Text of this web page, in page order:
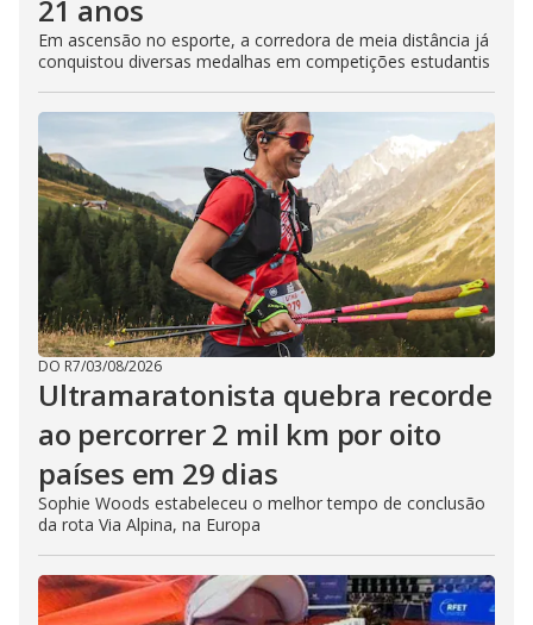
21 anos
Em ascensão no esporte, a corredora de meia distância já
conquistou diversas medalhas em competições estudantis
DO R7/03/08/2026
Ultramaratonista quebra recorde
ao percorrer 2 mil km por oito
países em 29 dias
Sophie Woods estabeleceu o melhor tempo de conclusão
da rota Via Alpina, na Europa